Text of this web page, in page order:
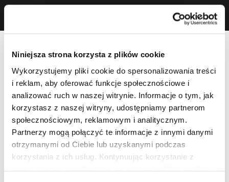
Niniejsza strona korzysta z plików cookie
Wykorzystujemy pliki cookie do spersonalizowania treści
i reklam, aby oferować funkcje społecznościowe i
analizować ruch w naszej witrynie. Informacje o tym, jak
korzystasz z naszej witryny, udostępniamy partnerom
społecznościowym, reklamowym i analitycznym.
Partnerzy mogą połączyć te informacje z innymi danymi
otrzymanymi od Ciebie lub uzyskanymi podczas
korzystania z ich usług. Kontynuując korzystanie z